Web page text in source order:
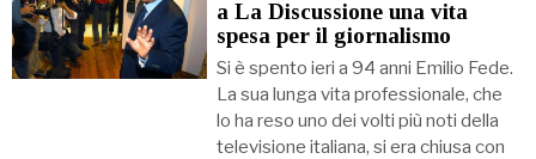
a La Discussione una vita
spesa per il giornalismo
Si è spento ieri a 94 anni Emilio Fede.
La sua lunga vita professionale, che
lo ha reso uno dei volti più noti della
televisione italiana, si era chiusa con